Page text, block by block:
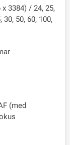
x 3384) / 24, 25,
30, 50, 60, 100,
(med